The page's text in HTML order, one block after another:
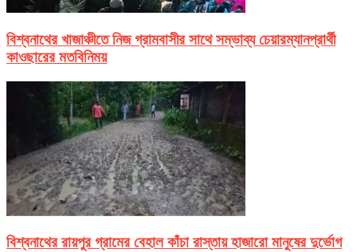
বিশ্বনাথের খাজাঞ্চীতে নিজ গ্রামবাসীর সাথে সম্ভাব্য চেয়ারম্যানপ্রার্থী
কাওছারের মতবিনিময়
বিশ্বনাথের রায়পুর গ্রামের বেহাল কাঁচা রাস্তায় হাজারো মানুষের দুর্ভোগ